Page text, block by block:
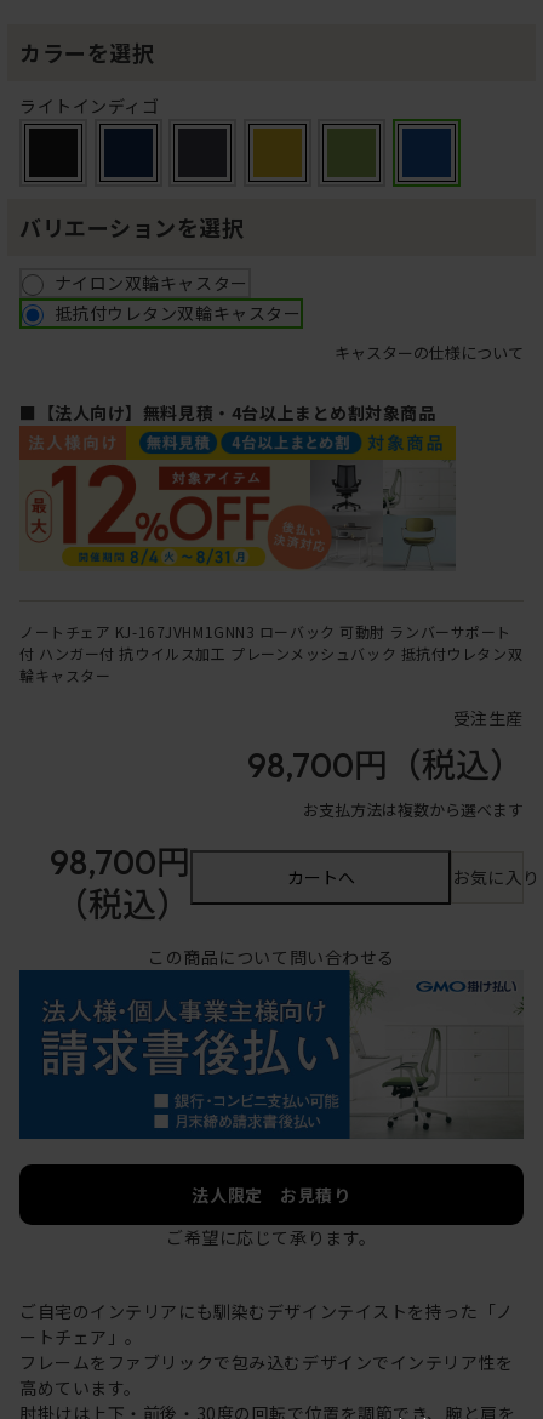
カラーを選択
ライトインディゴ
バリエーションを選択
ナイロン双輪キャスター
抵抗付ウレタン双輪キャスター
キャスターの仕様について
■【法人向け】無料見積・4台以上まとめ割対象商品
ノートチェア KJ-167JVHM1GNN3 ローバック 可動肘 ランバーサポート
付 ハンガー付 抗ウイルス加工 プレーンメッシュバック 抵抗付ウレタン双
輪キャスター
受注生産
98,700円 （税込）
お支払方法は複数から選べます
98,700円
（税込）
カートへ お気に入
この商品について問い合わせる
法人限定 お見積り
ご希望に応じて承ります。
ご自宅のインテリアにも馴染むデザインテイストを持った「ノ
ートチェア」。
フレームをファブリックで包み込むデザインでインテリア性を
高めています。
肘掛けは上下・前後・30度の回転で位置を調節でき、腕と肩を